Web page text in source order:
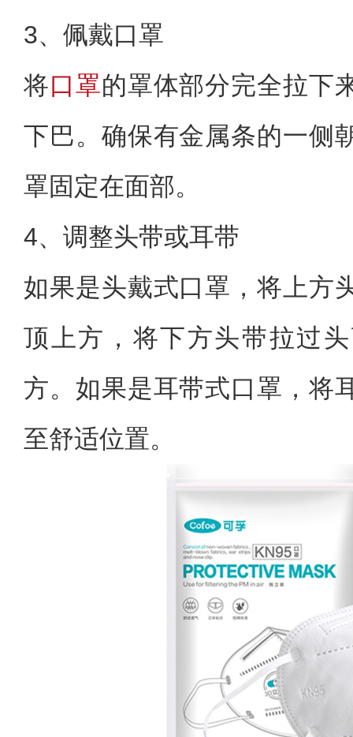
3、佩戴口罩
将口罩的罩体部分完全拉下
下巴。确保有金属条的一侧
罩固定在面部。
4、调整头带或耳带
如果是头戴式口罩，将上方
顶上方，将下方头带拉过
方。如果是耳带式口罩，将
至舒适位置。